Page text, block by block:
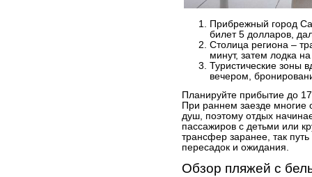
Прибрежный город
билет 5 долларов,
Столица региона –
минут, затем лодка на
Туристические зоны
вечером,
Планируйте прибытие до
При раннем заезде многие
душ, поэтому отдых
пассажиров с детьми или
трансфер заранее, так
пересадок и ожидания.
Обзор пляжей с